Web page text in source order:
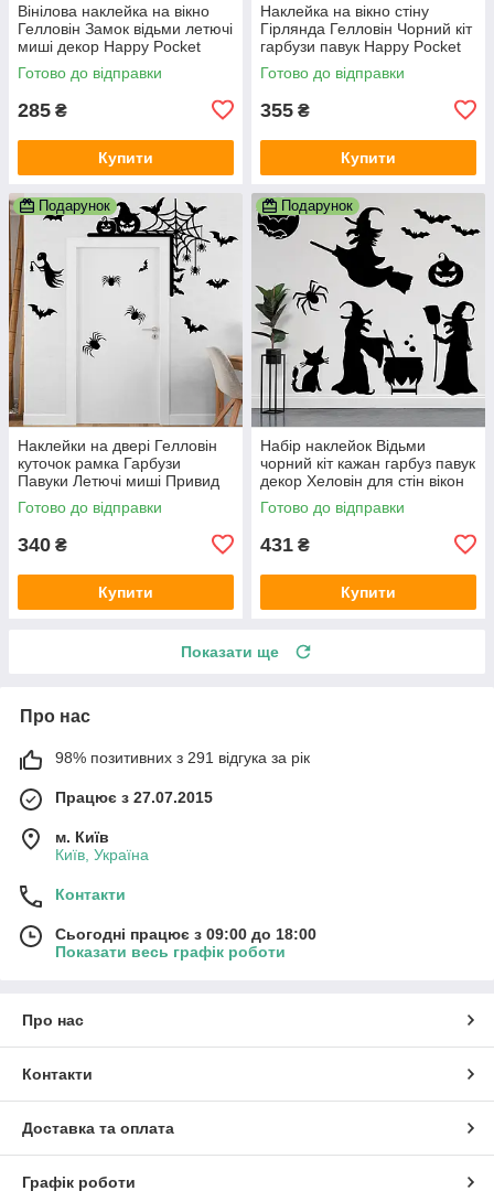
Вінілова наклейка на вікно
Гелловін Замок відьми летючі
миші декор Happy Pocket
Набір білий матовий
Готово до відправки
285 ₴
Купити
Наклейка на вікно стіну
Гірлянда Гелловін Чорний кіт
гарбузи павук Happy Pocket
Набір S білий матовий
Готово до відправки
355 ₴
Купити
Подарунок
Наклейки на двері Гелловін
куточок рамка Гарбузи
Павуки Летючі миші Привид
Happy Pocket Набір чорний
матовий
Готово до відправки
340 ₴
Купити
Подарунок
Набір наклейок Відьми
чорний кіт кажан гарбуз павук
декор Хеловін для стін вікон
чорний матовий
Готово до відправки
431 ₴
Купити
Показати ще
Про нас
98% позитивних з 291 відгука за рік
Працює з 27.07.2015
м. Київ
Київ, Україна
Контакти
Сьогодні працює з 09:00 до 18:00
Показати весь графік роботи
Про нас
Контакти
Доставка та оплата
Графік роботи